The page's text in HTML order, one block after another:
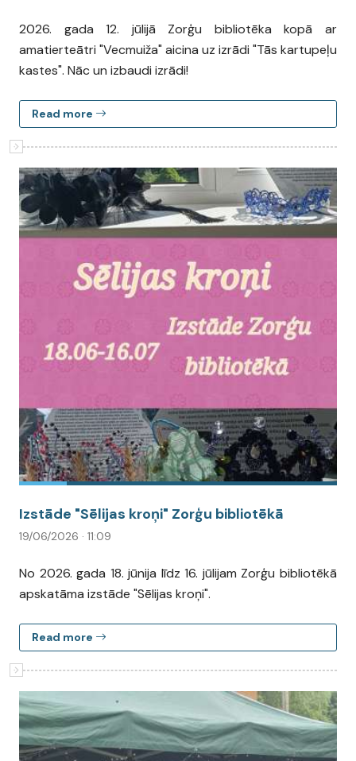
2026. gada 12. jūlijā Zorģu bibliotēka kopā ar
amatierteātri "Vecmuiža" aicina uz izrādi "Tās kartupeļu
kastes". Nāc un izbaudi izrādi!
Read more
Izstāde "Sēlijas kroņi" Zorģu bibliotēkā
19/06/2026 · 11:09
No 2026. gada 18. jūnija līdz 16. jūlijam Zorģu bibliotēkā
apskatāma izstāde "Sēlijas kroņi".
Read more